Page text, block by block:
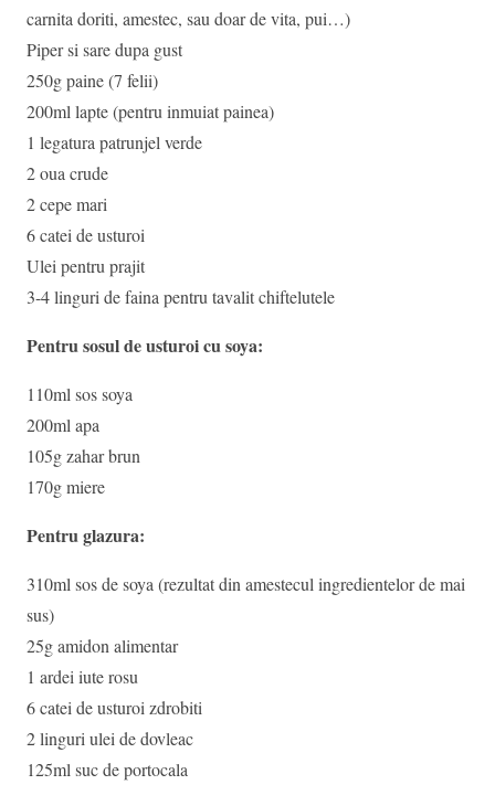
carnita doriti, amestec, sau doar de vita, pui…)
Piper si sare dupa gust
250g paine (7 felii)
200ml lapte (pentru inmuiat painea)
1 legatura patrunjel verde
2 oua crude
2 cepe mari
6 catei de usturoi
Ulei pentru prajit
3-4 linguri de faina pentru tavalit chiftelutele
Pentru sosul de usturoi cu soya:
110ml sos soya
200ml apa
105g zahar brun
170g miere
Pentru glazura:
310ml sos de soya (rezultat din amestecul ingredientelor de mai
sus)
25g amidon alimentar
1 ardei iute rosu
6 catei de usturoi zdrobiti
2 linguri ulei de dovleac
125ml suc de portocala